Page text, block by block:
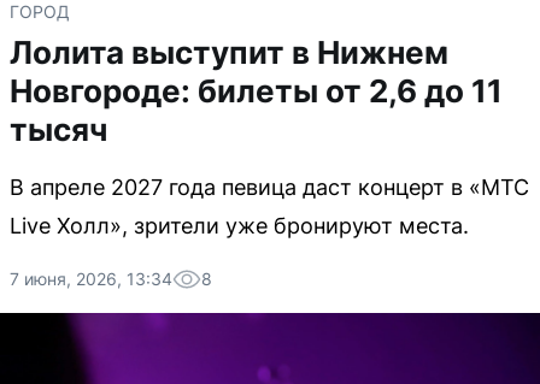
ГОРОД
Лолита выступит в Нижнем
Новгороде: билеты от 2,6 до 11
тысяч
В апреле 2027 года певица даст концерт в «МТС
Live Холл», зрители уже бронируют места.
7 июня, 2026, 13:34 8